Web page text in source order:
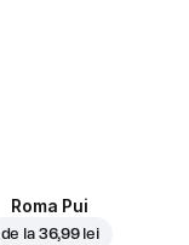
Roma Pui
de la 36,99 lei